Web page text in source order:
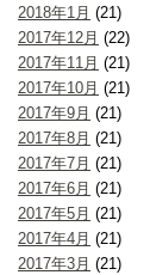
2018年1月 (21)
2017年12月 (22)
2017年11月 (21)
2017年10月 (21)
2017年9月 (21)
2017年8月 (21)
2017年7月 (21)
2017年6月 (21)
2017年5月 (21)
2017年4月 (21)
2017年3月 (21)